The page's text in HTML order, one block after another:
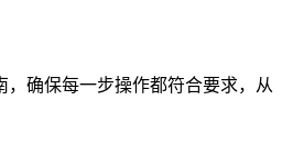
确保每一步操作都符合要求，从